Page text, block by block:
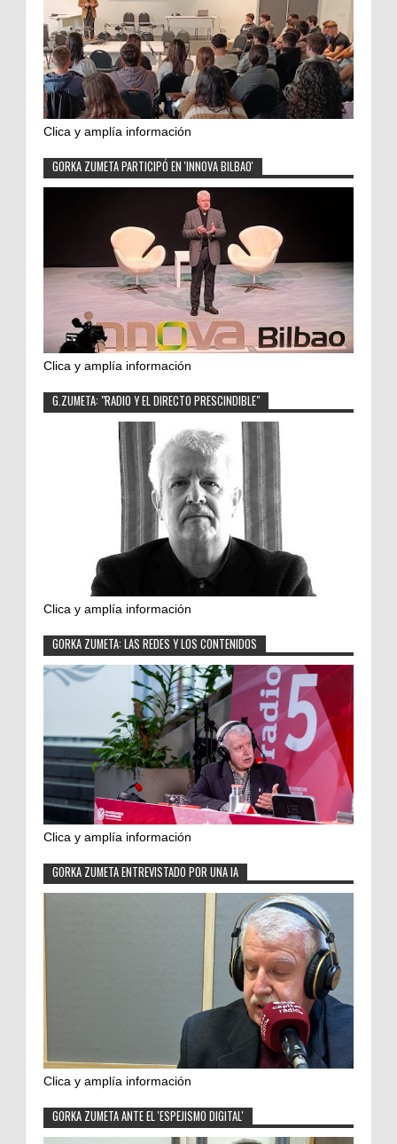
Clica y amplía información
GORKA ZUMETA PARTICIPÓ EN 'INNOVA BILBAO'
Clica y amplía información
G.ZUMETA: "RADIO Y EL DIRECTO PRESCINDIBLE"
Clica y amplía información
GORKA ZUMETA: LAS REDES Y LOS CONTENIDOS
Clica y amplía información
GORKA ZUMETA ENTREVISTADO POR UNA IA
Clica y amplía información
GORKA ZUMETA ANTE EL 'ESPEJISMO DIGITAL'